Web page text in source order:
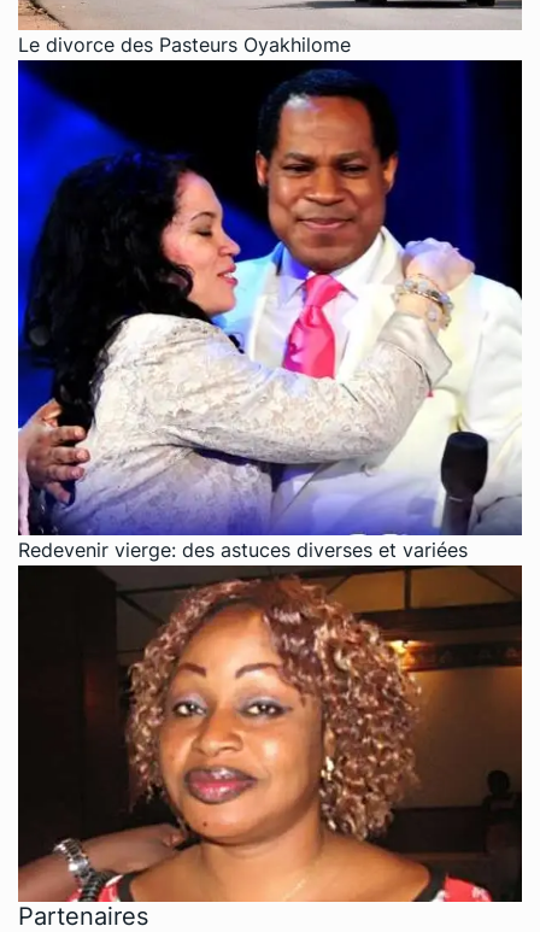
Le divorce des Pasteurs Oyakhilome
Redevenir vierge: des astuces diverses et variées
Partenaires